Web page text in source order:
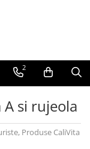
2
si rujeola
, Produse CaliVita